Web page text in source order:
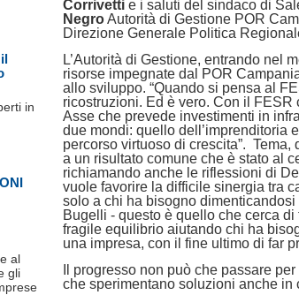
Corrivetti e i saluti del sindaco di
NegroAutorità di Gestione POR
Direzione Generale Politica
L’Autorità di Gestione, entrando nel
risorse impegnate dal POR
allo sviluppo. “Quando si pensa al
ricostruzioni. Ed è vero. Con il
Asse che prevede investimenti in
due mondi: quello dell’imprenditoria
percorso virtuoso di crescita”.
a un risultato comune che è stato al
richiamando anche le riflessioni di
vuole favorire la difficile sinergia tra
solo a chi ha bisogno
Bugelli - questo è quello che cerca
fragile equilibrio aiutando chi ha
una impresa, con il fine ultimo di far
Il progresso non può che passare
che sperimentano soluzioni anche in
in
al
gli